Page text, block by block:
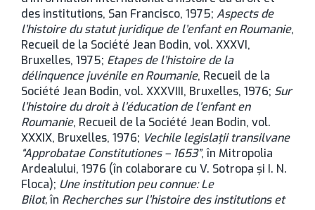
des institutions, San Francisco, 1975; Aspects de
l’histoire du statut juridique de l’enfant en Roumanie,
Recueil de la Société Jean Bodin, vol. XXXVI,
Bruxelles, 1975; Etapes de l’histoire de la
délinquence juvénile en Roumanie, Recueil de la
Société Jean Bodin, vol. XXXVIII, Bruxelles, 1976; Sur
l’histoire du droit à l’éducation de l’enfant en
Roumanie, Recueil de la Société Jean Bodin, vol.
XXXIX, Bruxelles, 1976; Vechile legislații transilvane
“Approbatae Constitutiones – 1653”, în Mitropolia
Ardealului, 1976 (în colaborare cu V. Sotropa și I. N.
Floca); Une institution peu connue: Le
Bilot,în Recherches sur l’histoire des institutions et